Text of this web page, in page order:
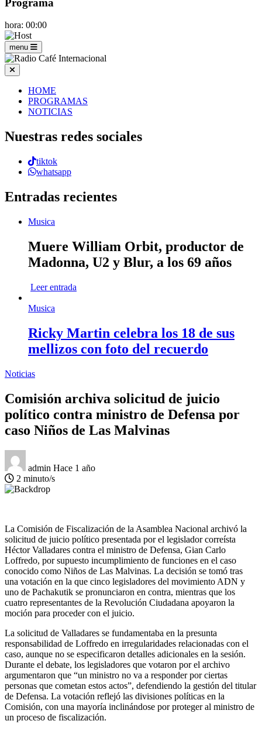
Programa
hora: 00:00
menu
HOME
PROGRAMAS
NOTICIAS
Nuestras redes sociales
tiktok
whatsapp
Entradas recientes
Musica
Muere William Orbit, productor de
Madonna, U2 y Blur, a los 69 años
Leer entrada
Musica
Ricky Martin celebra los 18 de sus
mellizos con foto del recuerdo
Noticias
Comisión archiva solicitud de juicio
político contra ministro de Defensa por
caso Niños de Las Malvinas
admin Hace 1 año
2 minuto/s
La Comisión de Fiscalización de la Asamblea Nacional archivó la
solicitud de juicio político presentada por el legislador correísta
Héctor Valladares contra el ministro de Defensa, Gian Carlo
Loffredo, por supuesto incumplimiento de funciones en el caso
conocido como Niños de Las Malvinas. La decisión se tomó tras
una votación en la que cinco legisladores del movimiento ADN y
uno de Pachakutik se pronunciaron en contra, mientras que los
cuatro representantes de la Revolución Ciudadana apoyaron la
moción para proceder con el juicio.
La solicitud de Valladares se fundamentaba en la presunta
responsabilidad de Loffredo en irregularidades relacionadas con el
caso, aunque no se especificaron detalles adicionales en la sesión.
Durante el debate, los legisladores que votaron por el archivo
argumentaron que “un ministro no va a responder por ciertas
personas que cometan estos actos”, defendiendo la gestión del titular
de Defensa. La votación reflejó las divisiones políticas en la
Comisión, con una mayoría inclinándose por proteger al ministro de
un proceso de fiscalización.